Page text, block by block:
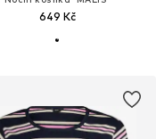
649 Kč